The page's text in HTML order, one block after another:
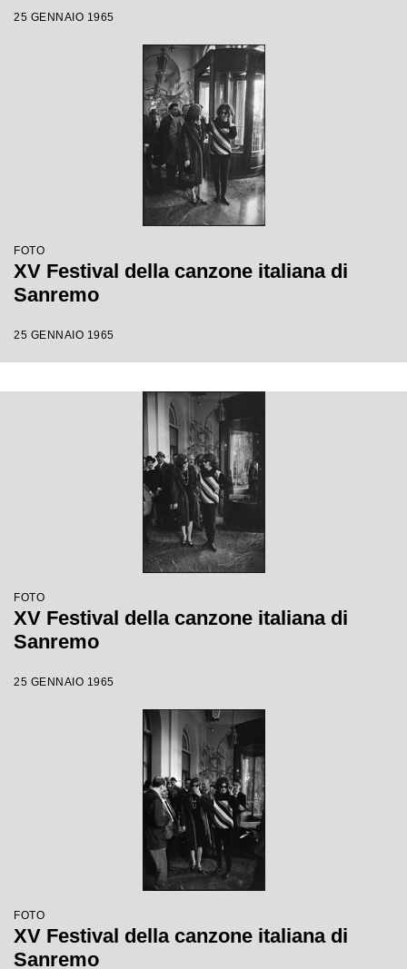
25 GENNAIO 1965
FOTO
XV Festival della canzone italiana di
Sanremo
25 GENNAIO 1965
FOTO
XV Festival della canzone italiana di
Sanremo
25 GENNAIO 1965
FOTO
XV Festival della canzone italiana di
Sanremo